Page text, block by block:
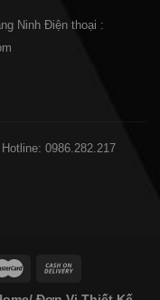
Ninh Điện thoại :
Hotline: 0986.282.217